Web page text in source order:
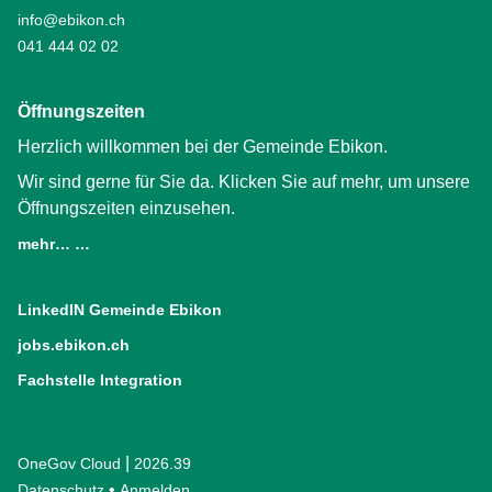
info@ebikon.ch
041 444 02 02
Öffnungszeiten
Herzlich willkommen bei der Gemeinde Ebikon.
Wir sind gerne für Sie da. Klicken Sie auf mehr, um unsere
Öffnungszeiten einzusehen.
mehr… …
LinkedIN Gemeinde Ebikon
jobs.ebikon.ch
Fachstelle Integration
OneGov Cloud (External Link)
2026.39